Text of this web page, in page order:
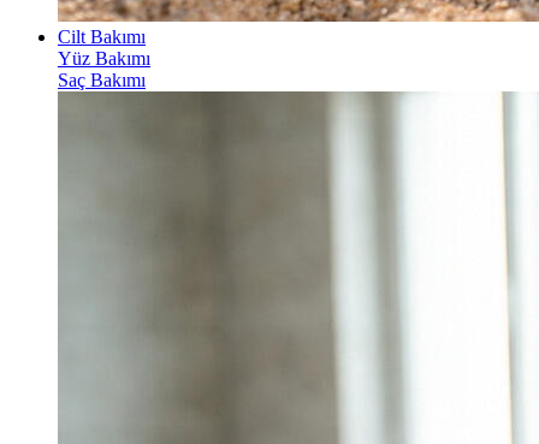
Cilt Bakımı
Yüz Bakımı
Saç Bakımı